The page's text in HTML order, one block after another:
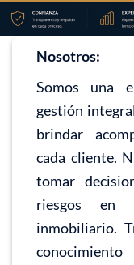
Nosotros:
Somos una
gestión
brindar
cada cliente.
tomar
riesgos en
inmobiliario.